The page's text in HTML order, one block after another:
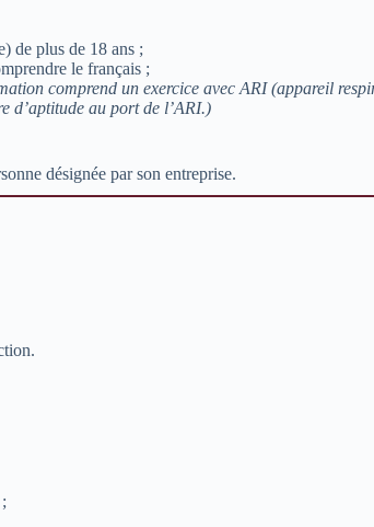
de plus de 18 ans ;
le français ;
comprend un exercice avec ARI (appareil
d’aptitude au port de l’ARI.)
désignée par son entreprise.